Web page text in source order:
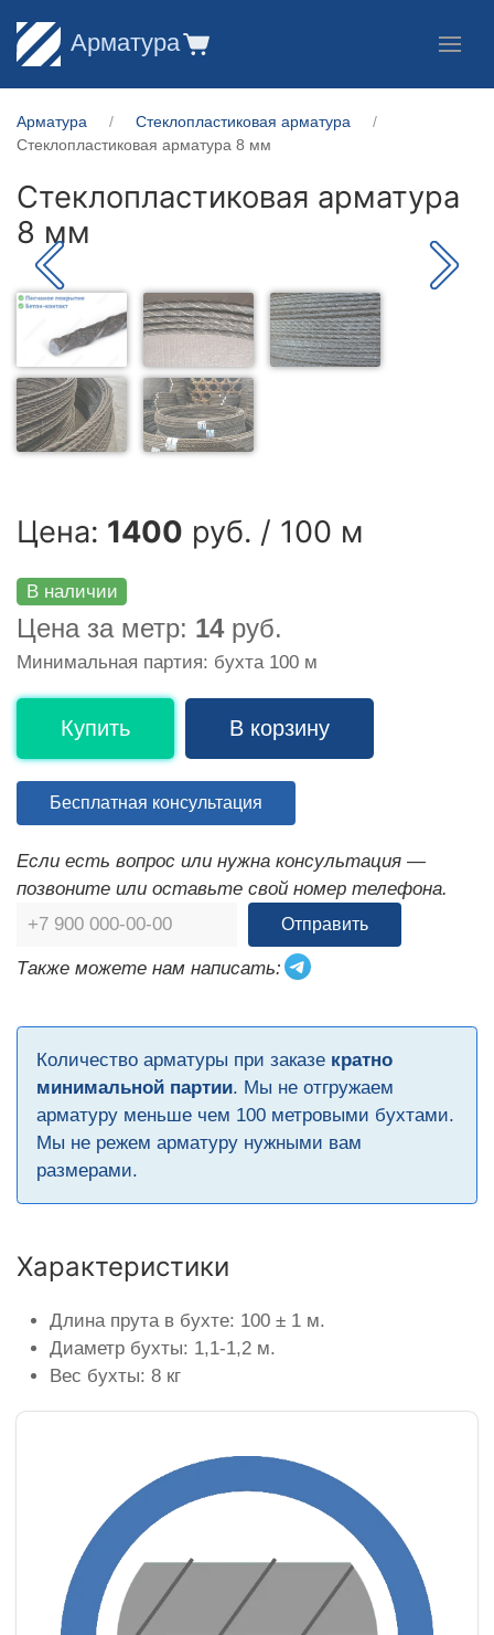
Арматура
Арматура
Стеклопластиковая арматура
Стеклопластиковая арматура 8 мм
Стеклопластиковая арматура
8 мм
Цена: 1400 руб. / 100 м
В наличии
Цена за метр: 14руб.
Минимальная партия: бухта 100 м
Купить В корзину
Бесплатная консультация
Если есть вопрос или нужна консультация —
позвоните или оставьте свой номер телефона.
Отправить
Также можете нам написать:
Количество арматуры при заказе кратно
минимальной партии. Мы не отгружаем
арматуру меньше чем 100 метровыми бухтами.
Мы не режем арматуру нужными вам
размерами.
Характеристики
Длина прута в бухте: 100 ± 1 м.
Диаметр бухты: 1,1-1,2 м.
Вес бухты: 8 кг